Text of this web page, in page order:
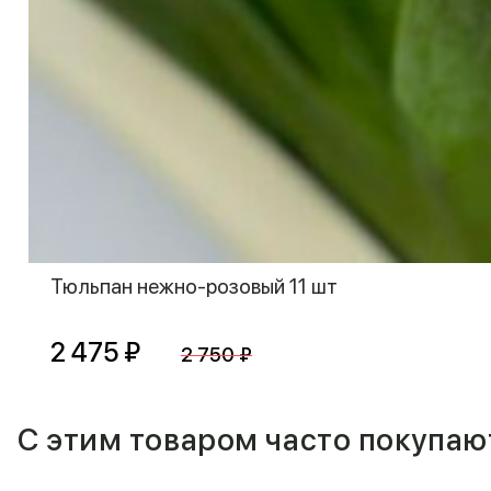
Тюльпан нежно-розовый 11 шт
2 475 ₽ 2 750 ₽
С этим товаром часто